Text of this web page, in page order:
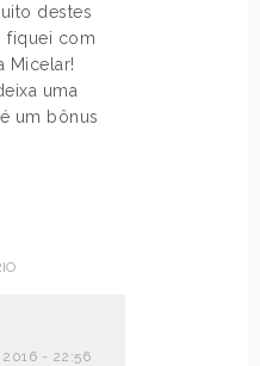
destes
fiquei com
Micelar!
uma
um bônus
2016 - 22:56